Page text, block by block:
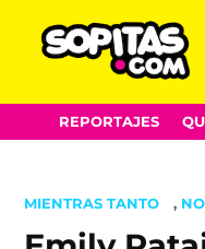
Skip
to
REPORTAJES
POSTED
MIENTRAS TANTO ,